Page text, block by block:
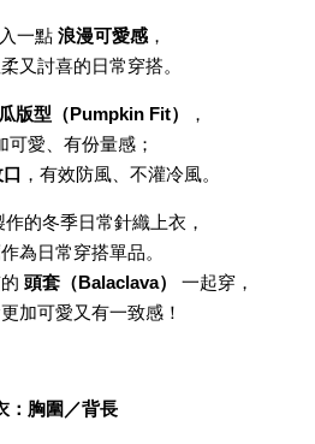
一點 浪漫可愛感，
又討喜的日常穿搭。
版型（Pumpkin Fit）
，
可愛、有份量感；
，有效防風、不灌冷風。
的冬季日常針織上衣，
為日常穿搭單品。
頭套（Balaclava）
一起穿，
加可愛又有一致感！
：胸圍／背長